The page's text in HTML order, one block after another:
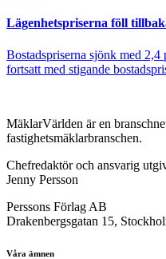
Lägenhetspriserna föll
Bostadspriserna sjönk med
fortsatt med stigande
MäklarVärlden är en
fastighetsmäklarbranschen.
Chefredaktör och ansvarig
Jenny Persson
Perssons Förlag AB
Drakenbergsgatan 15,
Våra ämnen